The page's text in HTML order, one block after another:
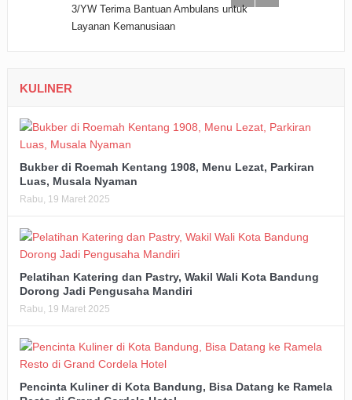
KULINER
Bukber di Roemah Kentang 1908, Menu Lezat, Parkiran
Luas, Musala Nyaman
Rabu, 19 Maret 2025
Pelatihan Katering dan Pastry, Wakil Wali Kota Bandung
Dorong Jadi Pengusaha Mandiri
Rabu, 19 Maret 2025
Pencinta Kuliner di Kota Bandung, Bisa Datang ke Ramela